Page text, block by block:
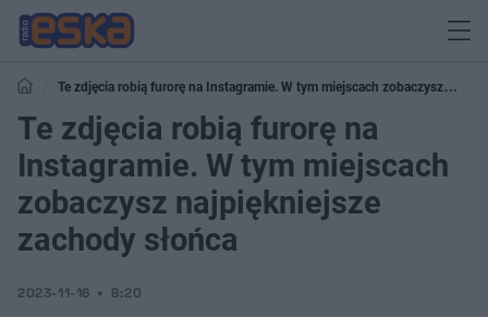
Te zdjęcia robią furorę na Instagramie. W tym miejscach zobaczysz
najpiękniejsze zachody słońca
Te zdjęcia robią furorę na
Instagramie. W tym miejscach
zobaczysz najpiękniejsze
zachody słońca
2023-11-16 8:20